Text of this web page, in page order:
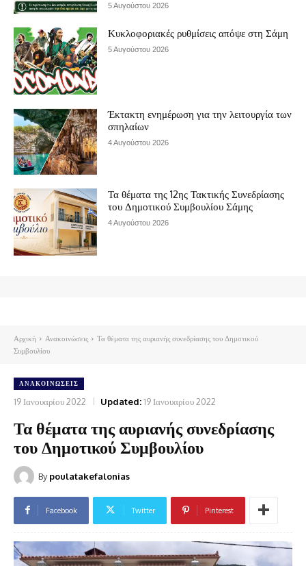
5 Αυγούστου 2026
Κυκλοφοριακές ρυθμίσεις απόψε στη Σάμη
5 Αυγούστου 2026
Έκτακτη ενημέρωση για την λειτουργία των
σπηλαίων
4 Αυγούστου 2026
Τα θέματα της 12ης Τακτικής Συνεδρίασης
του Δημοτικού Συμβουλίου Σάμης
4 Αυγούστου 2026